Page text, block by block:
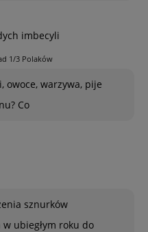
imbecyli
1/3 Polaków
owoce, warzywa, pije
Co
sznurków
ubiegłym roku do